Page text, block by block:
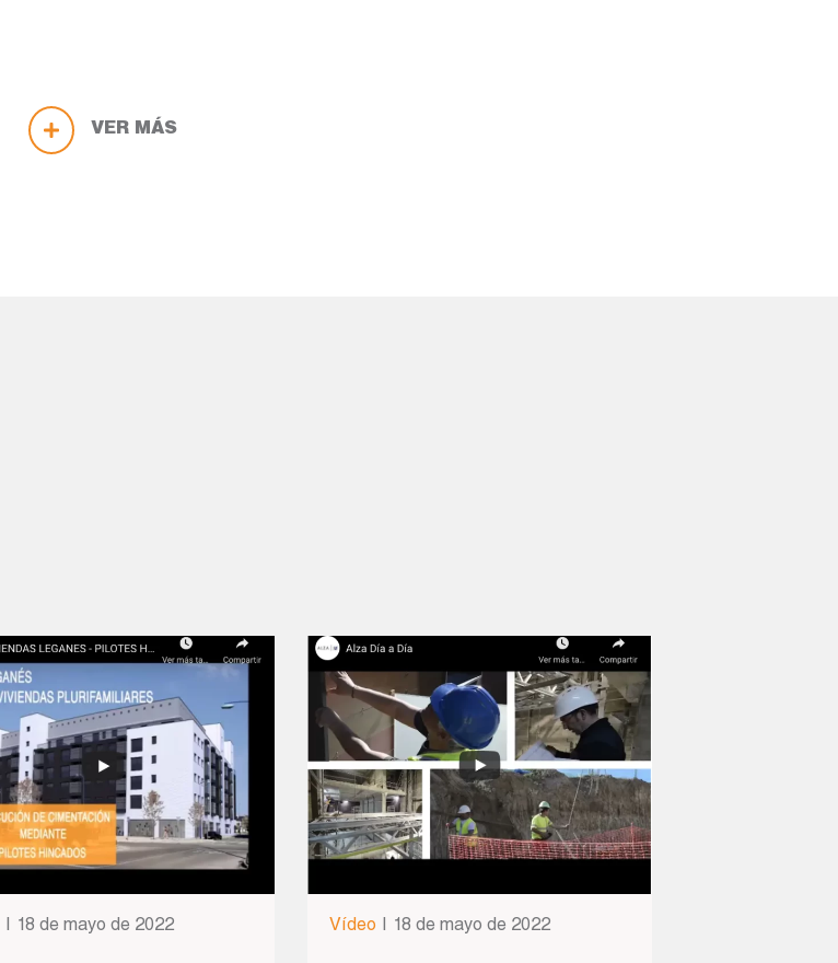
VER MÁS
| 18 de mayo de 2022 Vídeo | 18 de mayo de 2022